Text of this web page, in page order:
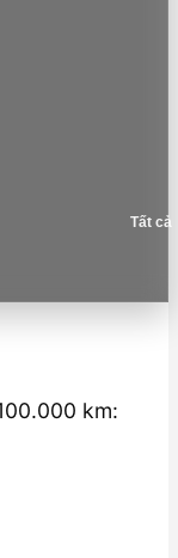
Tất cả
km: